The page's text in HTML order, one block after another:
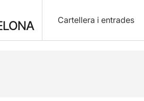
Cartellera i entrades